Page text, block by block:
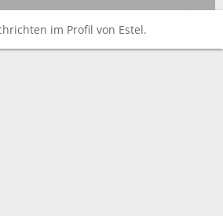
im Profil von Estel.